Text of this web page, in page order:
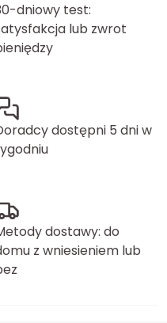
dniowy test:
lub zwrot
dostępni 5 dni w
dostawy: do
z wniesieniem lub